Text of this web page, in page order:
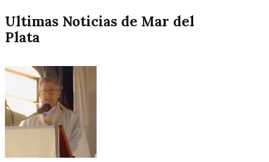
Ultimas Noticias de Mar del
Plata